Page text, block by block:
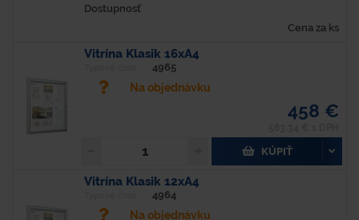
Dostupnosť
Cena za ks
Vitrína Klasik 16xA4
4965
Na objednávku
458 €
KÚPIŤ
Vitrína Klasik 12xA4
4964
Na objednávku